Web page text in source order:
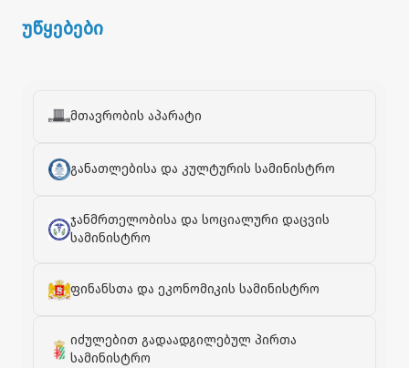
უწყებები
მთავრობის აპარატი
განათლებისა და კულტურის სამინისტრო
ჯანმრთელობისა და სოციალური დაცვის
სამინისტრო
ფინანსთა და ეკონომიკის სამინისტრო
იძულებით გადაადგილებულ პირთა
სამინისტრო